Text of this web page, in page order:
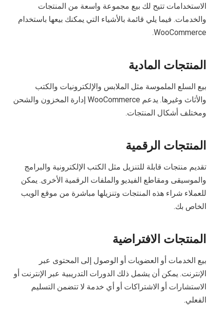
الاستخدامات تتيح لك بيع مجموعة واسعة من المنتجات
والخدمات. فيما يلي قائمة بالأشياء التي يمكنك بيعها باستخدام
WooCommerce.
المنتجات المادية
بيع السلع الملموسة مثل الملابس والإلكترونيات والكتب
والأثاث وغيرها. يدعم WooCommerce إدارة المخزون والشحن
ومختلف أشكال المنتجات.
المنتجات الرقمية
تقديم منتجات قابلة للتنزيل مثل الكتب الإلكترونية والبرامج
والموسيقى ومقاطع الفيديو والملفات الرقمية الأخرى. يمكن
للعملاء شراء هذه المنتجات وتنزيلها مباشرة من موقع الويب
الخاص بك.
المنتجات الافتراضية
بيع الخدمات أو العضويات أو الوصول إلى المحتوى عبر
الإنترنت. يمكن أن يشمل ذلك الدورات التدريبية عبر الإنترنت أو
الاستشارات أو الاشتراكات أو أي خدمة لا تتضمن التسليم
الفعلي.